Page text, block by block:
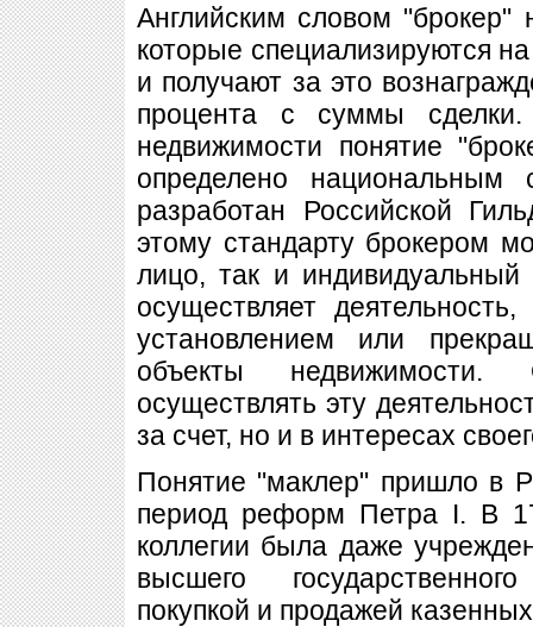
Английским словом
которые специализируются
и получают за это
процента с суммы
недвижимости понятие
определено национальным
разработан Российской
этому стандарту брокером
лицо, так и индивидуальный
осуществляет
установлением или
объекты
осуществлять эту
за счет, но и в интересах
Понятие "маклер" пришло в
период реформ Петра I. В
коллегии была даже
высшего
покупкой и продажей